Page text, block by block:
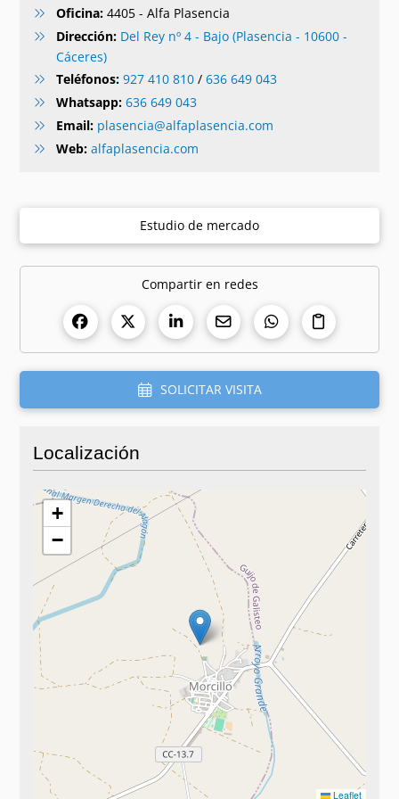
Oficina:4405 - Alfa Plasencia
Dirección: Del Rey nº 4 - Bajo (Plasencia - 10600 -
Cáceres)
Teléfonos: 927 410 810/ 636 649 043
Whatsapp: 636 649 043
Email: plasencia@alfaplasencia.com
Web: alfaplasencia.com
Estudio de mercado
Compartir en redes
SOLICITAR VISITA
Localización
+
−
Leaflet